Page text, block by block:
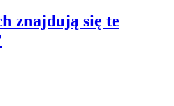
znajdują się te